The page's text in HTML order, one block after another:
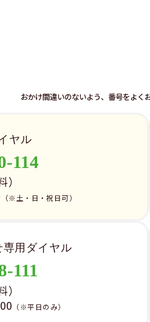
おかけ間違いのないよう、番号をよく
ヤル
114
）
（※土・日・祝日可）
用ダイヤル
111
）
（※平日のみ）